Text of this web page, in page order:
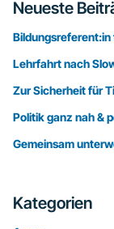
Neueste
Lehrfahrt nach
Zur Sicherheit für
Politik ganz nah &
Gemeinsam
Kategorien